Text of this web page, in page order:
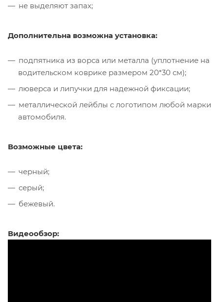
не выделяют запах;
Дополнительна возможна установка:
подпятника из ворса или металла (уплотнение на
водительском коврике размером 20*30 см);
люверса и липучки для надежной фиксации;
металлической лейблы с логотипом любой марки
автомобиля.
Возможные цвета:
черный;
серый;
бежевый.
Видеообзор: